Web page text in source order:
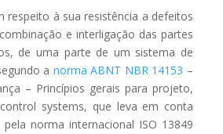
respeito à sua resistência a defeitos
e interligação das partes
de uma parte de um sistema de
a norma ABNT NBR 14153 –
– Princípios gerais para projeto,
systems, que leva em conta
norma internacional ISO 13849